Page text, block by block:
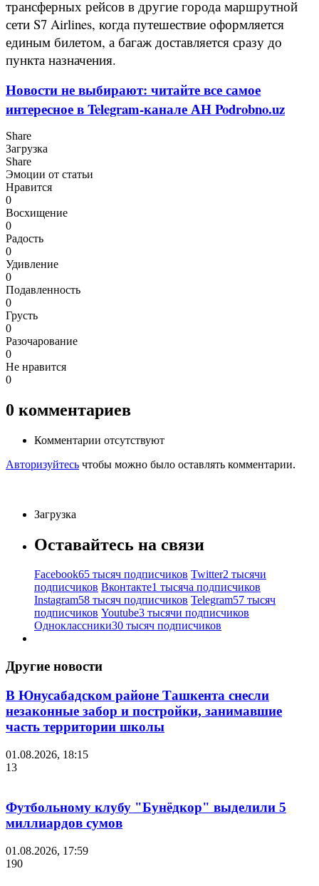
трансферных рейсов в другие города маршрутной
сети S7 Airlines, когда путешествие оформляется
единым билетом, а багаж доставляется сразу до
пункта назначения.
Новости не выбирают: читайте все самое
интересное в Telegram-канале АН Podrobno.uz
Share
Загрузка
Share
Эмоции от статьи
Нравится
0
Восхищение
0
Радость
0
Удивление
0
Подавленность
0
Грусть
0
Разочарование
0
Не нравится
0
0 комментариев
Комментарии отсутствуют
Авторизуйтесь чтобы можно было оставлять комментарии.
Загрузка
Оставайтесь на связи
Facebook65 тысяч подписчиков Twitter2 тысячи
подписчиков Вконтакте1 тысяча подписчиков
Instagram58 тысяч подписчиков Telegram57 тысяч
подписчиков Youtube3 тысячи подписчиков
Одноклассники30 тысяч подписчиков
Другие новости
В Юнусабадском районе Ташкента снесли
незаконные забор и постройки, занимавшие
часть территории школы
01.08.2026, 18:15
13
Футбольному клубу "Бунёдкор" выделили 5
миллиардов сумов
01.08.2026, 17:59
190